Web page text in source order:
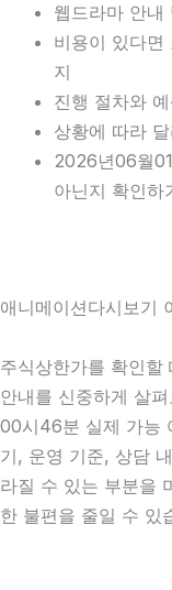
웹드라마 안내
비용이 있다면
지
진행 절차와
상황에 따라
2026년06월
아닌지 확인하
애니메이션다시보기
주식상한가를 확인할
안내를 신중하게 살
00시46분 실제 가능
기, 운영 기준, 상담
라질 수 있는 부분을
한 불편을 줄일 수 있